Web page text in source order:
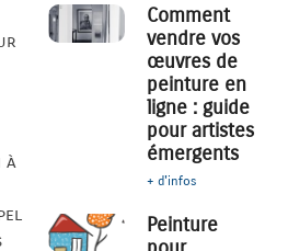
à
Comment
vendre vos
œuvres de
peinture en
ligne : guide
pour artistes
émergents
+ d'infos
Peinture